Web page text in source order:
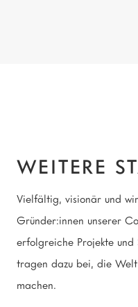
WEITERE
Vielfältig, visionär und
Gründer:innen unserer
erfolgreiche Projekte
tragen dazu bei, die
machen.